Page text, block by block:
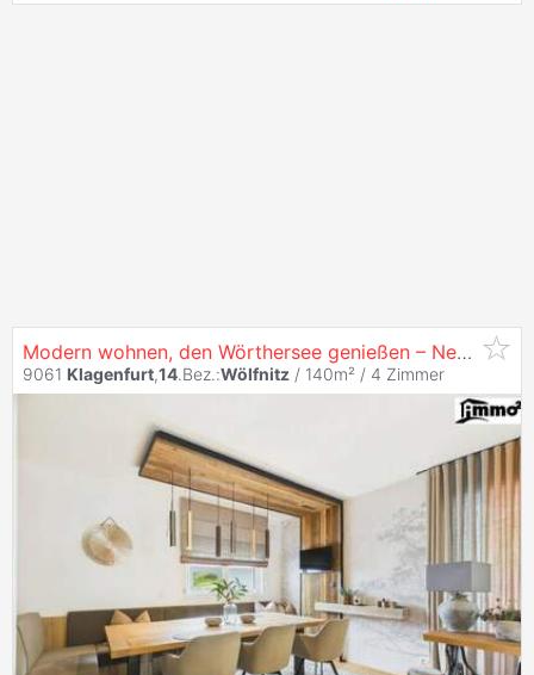
Modern wohnen, den Wörthersee genießen – Neubauhaus in begehrter Lage von
9061 Klagenfurt,14.Bez.:Wölfnitz / 140m² / 4 Zimmer